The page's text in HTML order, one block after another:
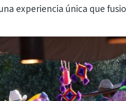
experiencia única que